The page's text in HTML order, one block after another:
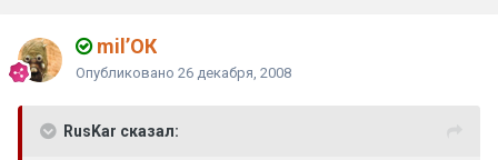
mil’ОК
Опубликовано 26 декабря, 2008
RusKar сказал: